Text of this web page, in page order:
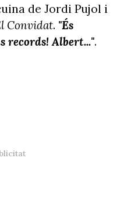
de Jordi Pujol i
Convidat. "És
records! Albert...".